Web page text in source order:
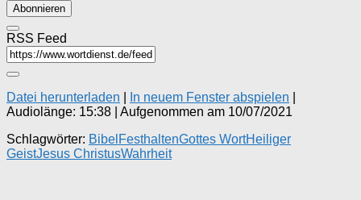
Abonnieren
RSS Feed
Datei herunterladen In neuem Fenster abspielen
Audiolänge: 15:38
Aufgenommen am 10/07/2021
Schlagwörter: Bibel FesthaltenGottes WortHeiliger
GeistJesus ChristusWahrheit